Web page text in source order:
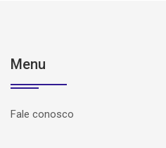
Menu
Fale conosco